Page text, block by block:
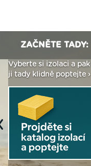
ZAČNĚTE TADY:
Vyberte si izolaci a pak
ji tady klidně poptejte ›
Previous